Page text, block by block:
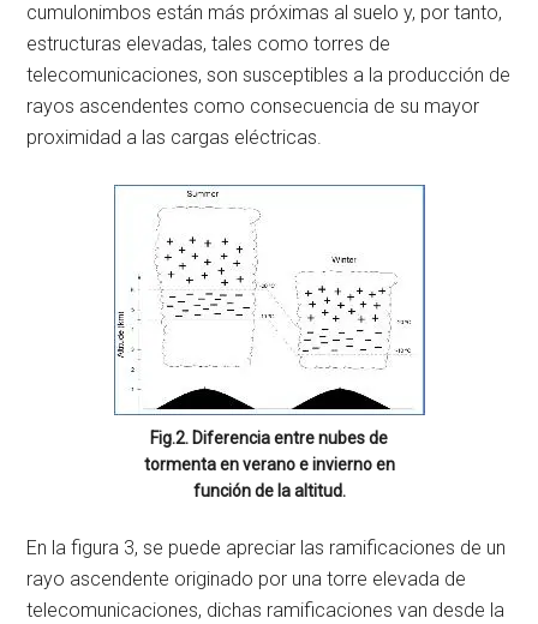
cumulonimbos están más próximas al suelo y, por tanto,
estructuras elevadas, tales como torres de
telecomunicaciones, son susceptibles a la producción de
rayos ascendentes como consecuencia de su mayor
proximidad a las cargas eléctricas.
Fig.2. Diferencia entre nubes de
tormenta en verano e invierno en
función de la altitud.
En la figura 3, se puede apreciar las ramificaciones de un
rayo ascendente originado por una torre elevada de
telecomunicaciones, dichas ramificaciones van desde la